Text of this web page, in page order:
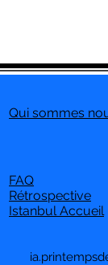
Qui sommes
FAQ
Rétrospective
Istanbul Accueil